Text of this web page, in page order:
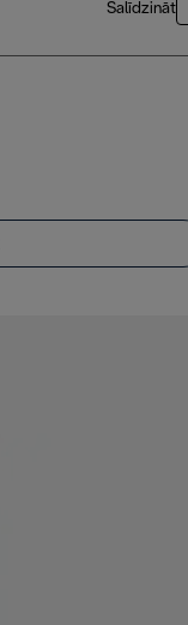
Salīdzināt